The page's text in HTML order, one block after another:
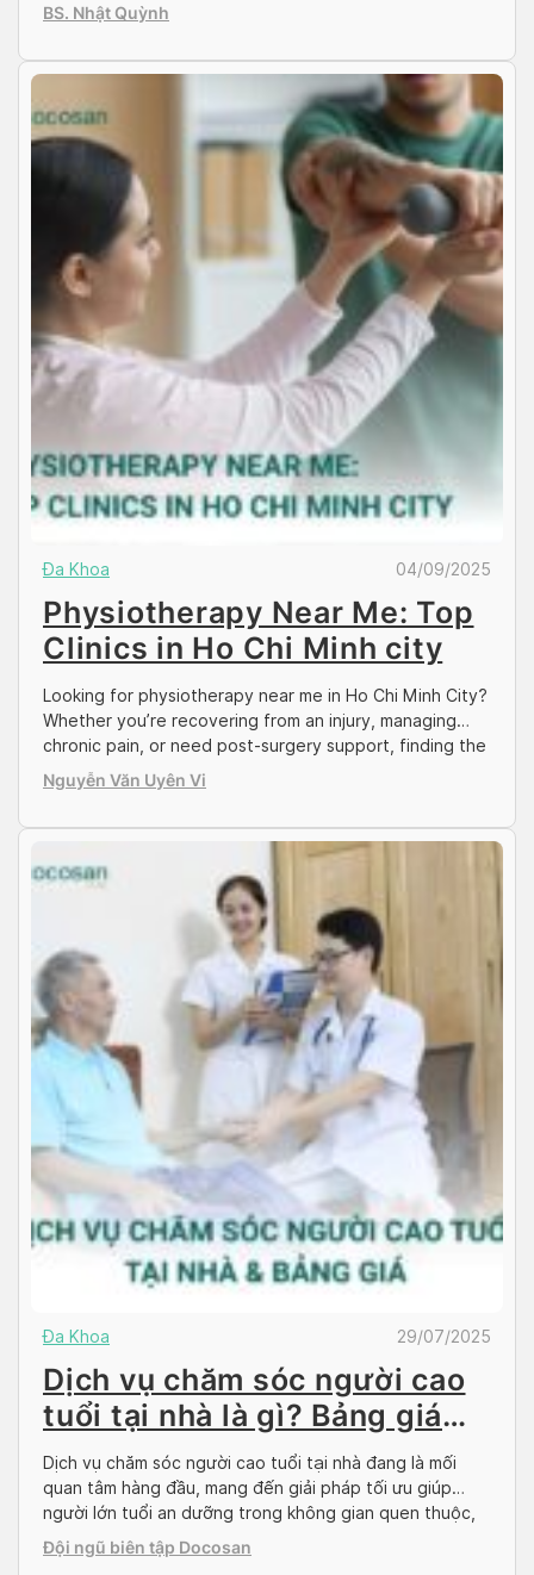
BS. Nhật Quỳnh
Đa Khoa 04/09/2025
Physiotherapy Near Me: Top
Clinics in Ho Chi Minh city
Looking for physiotherapy near me in Ho Chi Minh City?
Whether you’re recovering from an injury, managing
chronic pain, or need post-surgery support, finding the
right clinic is essential. This guide helps expats choose
trusted physiotherapy centers with experienced
so you can focus on getting better, faster. Explore with
Docosan […]
Nguyễn Văn Uyên Vi
Đa Khoa 29/07/2025
Dịch vụ chăm sóc người cao
tuổi tại nhà là gì? Bảng giá
dịch vụ
Dịch vụ chăm sóc người cao tuổi tại nhà đang là mối
quan tâm hàng đầu, mang đến giải pháp tối ưu giúp
người lớn tuổi an dưỡng trong không gian quen thuộc,
đồng thời vẫn được thụ hưởng dịch vụ y tế chuyên
nghiệp. Hãy cùng Docosan tìm hiểu chi tiết về các loại
Đội ngũ biên tập Docosan